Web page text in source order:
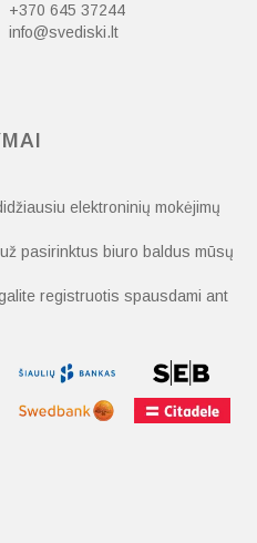
+370 645 37244
info@svediski.lt
elektroninių mokėjimų
pasirinktus biuro baldus mūsų
registruotis spausdami ant